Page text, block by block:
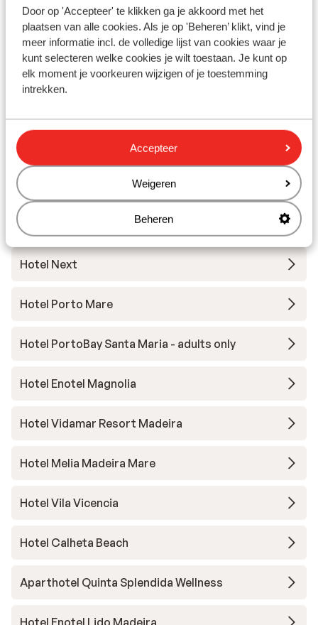
Door op 'Accepteer' te klikken ga je akkoord met het
plaatsen van alle cookies. Als je op 'Beheren’ klikt, vind je
meer informatie incl. de volledige lijst van cookies waar je
kunt selecteren welke cookies je wilt toestaan. Je kunt op
elk moment je voorkeuren wijzigen of je toestemming
intrekken.
Accepteer
Weigeren
Beheren
In de buurt
Afstand tot centrum: circa 2,5 kilometer
Luchthaven: 8 km
Bushalte: 50 m
Castanheiro Boutique Hotel
Hotel Next
Hotel Porto Mare
Hotel PortoBay Santa Maria - adults only
Hotel Enotel Magnolia
Hotel Vidamar Resort Madeira
Hotel Melia Madeira Mare
Hotel Vila Vicencia
Hotel Calheta Beach
Aparthotel Quinta Splendida Wellness
Hotel Enotel Lido Madeira